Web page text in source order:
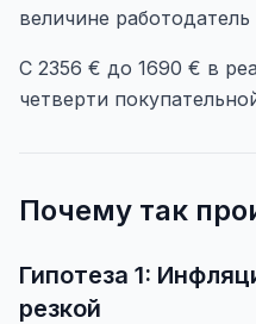
величине
С 2356 € до 1690 € в
четверти
Почему так
Гипотеза 1:
резкой